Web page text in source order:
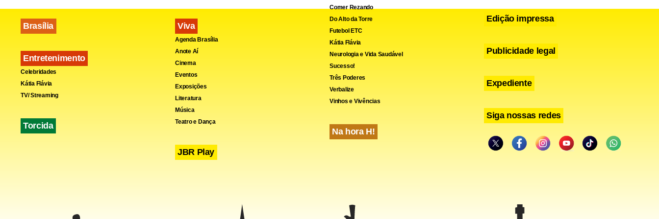
Clássicas no Dia dos Namorados, as flores permanecem como uma escolha certeira.
Brasília
Entretenimento
Celebridades
Kátia Flávia
TV/ Streaming
Torcida
Viva
Agenda Brasília
Anote Aí
Cinema
Eventos
Exposições
Literatura
Música
Teatro e Dança
JBR Play
Comer Rezando
Do Alto da Torre
Futebol ETC
Kátia Flávia
Neurologia e Vida Saudável
Sucesso!
Três Poderes
Verbalize
Vinhos e Vivências
Na hora H!
Edição impressa
Publicidade legal
Expediente
Siga nossas redes